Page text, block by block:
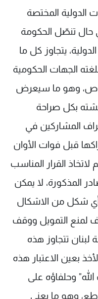
الدولية المختصة
حال تنصّل الحكومة
الدولية، يتجاوز كل ما
الجهات الحكومية
وهو ما سيعرض
بكل صراحة
المشاركين في
قبل فوات الأوان
القرار المناسب
المذكورة، لا يمكن
بأي شكل من الاشكال
لمنع التمويل ووقف
لبنان تتجاوز هذه
بعين الاعتبار هذه
وحلفاؤه على
وهو ما يعني